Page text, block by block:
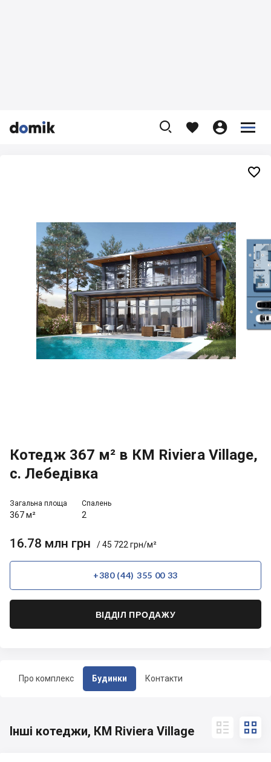


    


Про комплекс Будинки Контакти
Котедж 367 м² в КМ Riviera Village,
с. Лебедівка
Загальна площа
367 м²
Спалень
2
16.78 млн грн / 45 722 грн/м²
+380 (44) 355 00 33
ВІДДІЛ ПРОДАЖУ

Інші котеджи, КМ Riviera Village  